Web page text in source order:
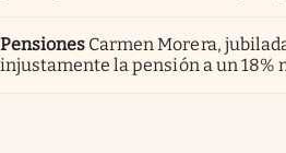
Pensiones Carmen Morera,
injustamente la pensión a un 18%